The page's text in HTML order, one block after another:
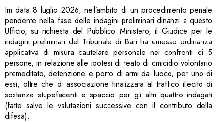
Im data 8 luglio 2026, nell’ambito di un procedimento penale
pendente nella fase delle indagini preliminari dinanzi a questo
Ufficio, su richiesta del Pubblico Ministero, il Giudice per le
indagini preliminari del Tribunale di Bari ha emesso ordinanza
applicativa di misura cautelare personale nei confronti di 5
persone, in relazione alle ipotesi di reato di omicidio volontario
premeditato, detenzione e porto di armi da fuoco, per uno di
essi, oltre che di associazione finalizzata al traffico illecito di
sostanze stupefacenti e spaccio per gli altri quattro indagati
(fatte salve le valutazioni successive con il contributo della
difesa).